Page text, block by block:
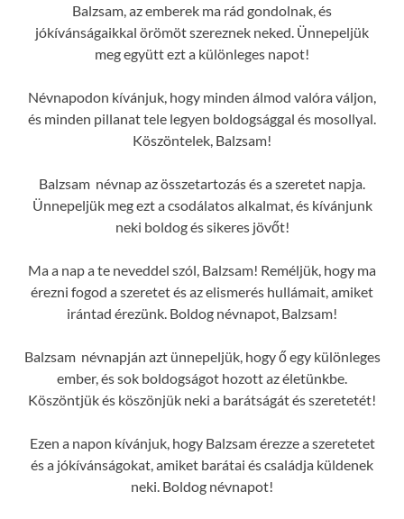
Balzsam, az emberek ma rád gondolnak, és
jókívánságaikkal örömöt szereznek neked. Ünnepeljük
meg együtt ezt a különleges napot!
Névnapodon kívánjuk, hogy minden álmod valóra váljon,
és minden pillanat tele legyen boldogsággal és mosollyal.
Köszöntelek, Balzsam!
Balzsam névnap az összetartozás és a szeretet napja.
Ünnepeljük meg ezt a csodálatos alkalmat, és kívánjunk
neki boldog és sikeres jövőt!
Ma a nap a te neveddel szól, Balzsam! Reméljük, hogy ma
érezni fogod a szeretet és az elismerés hullámait, amiket
irántad érezünk. Boldog névnapot, Balzsam!
Balzsam névnapján azt ünnepeljük, hogy ő egy különleges
ember, és sok boldogságot hozott az életünkbe.
Köszöntjük és köszönjük neki a barátságát és szeretetét!
Ezen a napon kívánjuk, hogy Balzsam érezze a szeretetet
és a jókívánságokat, amiket barátai és családja küldenek
neki. Boldog névnapot!